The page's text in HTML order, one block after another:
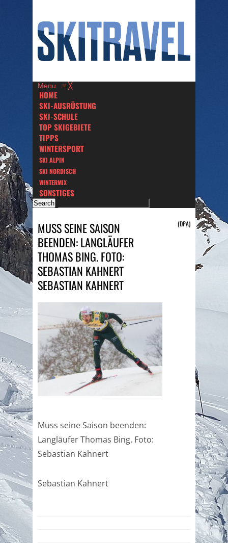
Menu ≡ ╳
HOME
SKI-AUSRÜSTUNG
SKI-SCHULE
TOP SKIGEBIETE
TIPPS
WINTERSPORT
SKI ALPIN
SKI NORDISCH
WINTERMIX
SONSTIGES
MUSS SEINE SAISON
BEENDEN: LANGLÄUFER
THOMAS BING. FOTO:
SEBASTIAN KAHNERT
SEBASTIAN KAHNERT
(DPA)
Muss seine Saison beenden:
Langläufer Thomas Bing. Foto:
Sebastian Kahnert
Sebastian Kahnert